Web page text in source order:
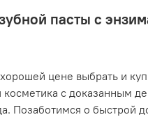
пасты с
цене выбрать и
косметика с доказанным
Позаботимся о быстрой